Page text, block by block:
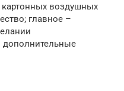
воздушных
главное –
дополнительные